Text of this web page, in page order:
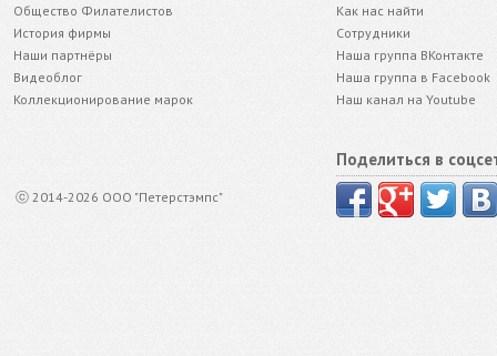
Общество Филателистов
История фирмы
Наши партнёры
Видеоблог
Коллекционирование марок
ⓒ 2014-2026 ООО "Петерстэмпс"
Как нас найти
Сотрудники
Наша группа ВКонтакте
Наша группа в Facebook
Наш канал на Youtube
Поделиться в